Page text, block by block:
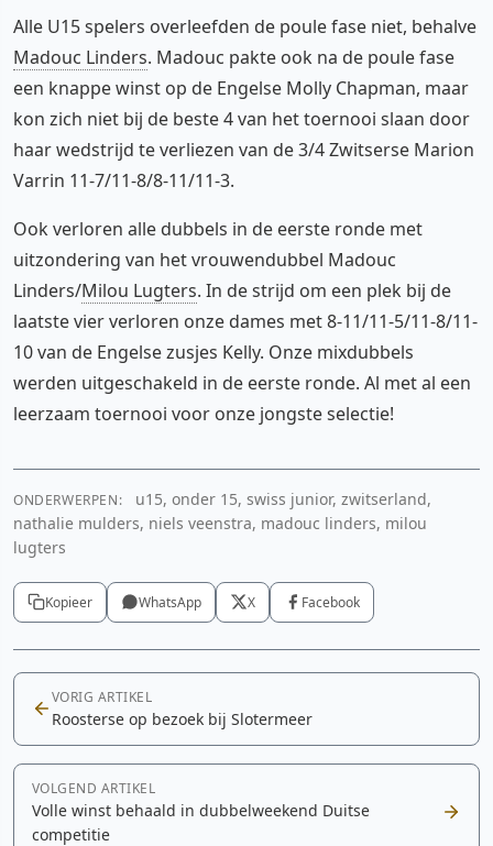
Alle U15 spelers overleefden de poule fase niet, behalve
Madouc Linders. Madouc pakte ook na de poule fase
een knappe winst op de Engelse Molly Chapman, maar
kon zich niet bij de beste 4 van het toernooi slaan door
haar wedstrijd te verliezen van de 3/4 Zwitserse Marion
Varrin 11-7/11-8/8-11/11-3.
Ook verloren alle dubbels in de eerste ronde met
uitzondering van het vrouwendubbel Madouc
Linders/Milou Lugters. In de strijd om een plek bij de
laatste vier verloren onze dames met 8-11/11-5/11-8/11-
10 van de Engelse zusjes Kelly. Onze mixdubbels
werden uitgeschakeld in de eerste ronde. Al met al een
leerzaam toernooi voor onze jongste selectie!
ONDERWERPEN:
u15, onder 15, swiss junior, zwitserland,
nathalie mulders, niels veenstra, madouc linders, milou
lugters
Kopieer WhatsApp X Facebook
VORIG ARTIKEL
Roosterse op bezoek bij Slotermeer
VOLGEND ARTIKEL
Volle winst behaald in dubbelweekend Duitse
competitie